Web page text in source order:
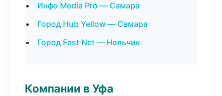
Инфо Media Pro — Самара
Город Hub Yellow — Самара
Город Fast Net — Нальчик
Компании в Уфа